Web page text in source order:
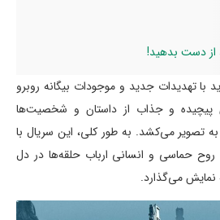
با تهدیدات جدید و موجودات بیگانه روبرو
پیچیده و جذاب از داستان و شخصیت‌ها
تصویر می‌کشد. به طور کلی، این سریال با
حماسی و انسانی ارباب حلقه‌ها در دل
نمایش می‌گذارد.